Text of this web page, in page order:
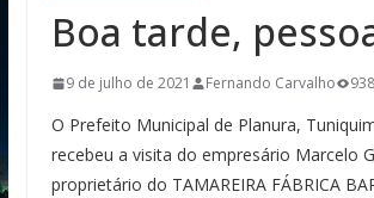
Boa tarde,
9 de julho de 2021 Fernando Carvalho
O Prefeito Municipal de Planura,
recebeu a visita do empresário Marcelo
proprietário do TAMAREIRA FÁBRICA